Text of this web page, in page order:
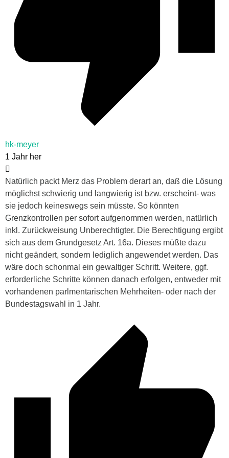
hk-meyer
1 Jahr her
Natürlich packt Merz das Problem derart an, daß die Lösung
möglichst schwierig und langwierig ist bzw. erscheint- was
sie jedoch keineswegs sein müsste. So könnten
Grenzkontrollen per sofort aufgenommen werden, natürlich
inkl. Zurückweisung Unberechtigter. Die Berechtigung ergibt
sich aus dem Grundgesetz Art. 16a. Dieses müßte dazu
nicht geändert, sondern lediglich angewendet werden. Das
wäre doch schonmal ein gewaltiger Schritt. Weitere, ggf.
erforderliche Schritte können danach erfolgen, entweder mit
vorhandenen parlmentarischen Mehrheiten- oder nach der
Bundestagswahl in 1 Jahr.